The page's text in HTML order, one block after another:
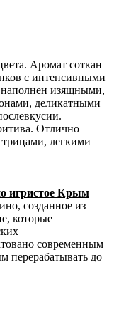
Аромат соткан
с интенсивными
изящными,
деликатными
Отлично
легкими
игристое Крым
созданное из
которые
современным
перерабатывать до